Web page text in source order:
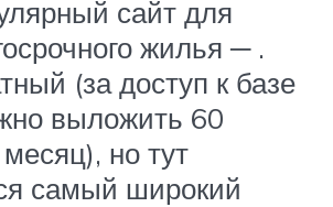
сайт для
жилья ─ .
(за доступ к базе
выложить 60
но тут
самый широкий